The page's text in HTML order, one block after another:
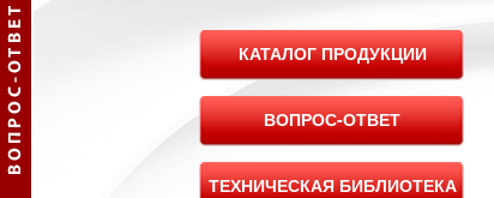
КАТАЛОГ ПРОДУКЦИИ
ВОПРОС-ОТВЕТ
ТЕХНИЧЕСКАЯ БИБЛИОТЕКА